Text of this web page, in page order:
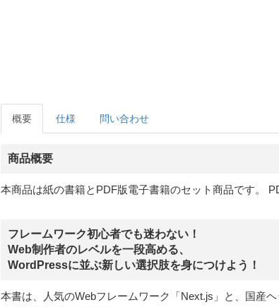
概要 仕様 問い合わせ
商品概要
本商品は紙の書籍とPDF版電子書籍のセット商品です。
フレームワーク初心者でも迷わない！
Web制作者のレベルを一段高める、
WordPressに並ぶ新しい選択肢を身につけよう！
本書は、人気のWebフレームワーク「Next.js」と、国産